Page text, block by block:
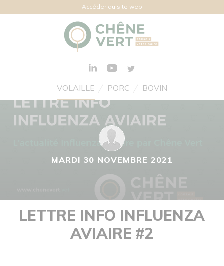
Accéder au site web
VOLAILLE PORC BOVIN
MARDI 30 NOVEMBRE 2021
LETTRE INFO INFLUENZA
AVIAIRE #2